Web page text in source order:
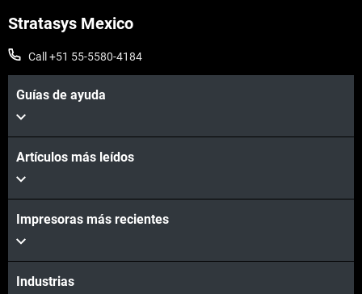
Vea más
Vea más
Stratasys Mexico
Call +51 55-5580-4184
Guías de ayuda
Artículos más leídos
Impresoras más recientes
Industrias